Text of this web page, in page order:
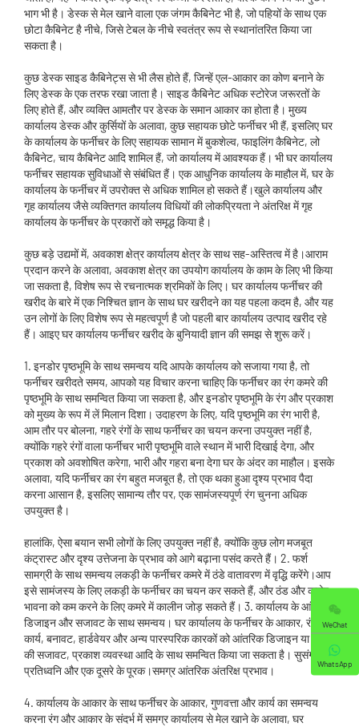
भाग भी है। डेस्क से मेल खाने वाला एक जंगम कैबिनेट भी है, जो पहियों के साथ एक
छोटा कैबिनेट है नीचे, जिसे टेबल के नीचे स्वतंत्र रूप से स्थानांतरित किया जा
सकता है।
कुछ डेस्क साइड कैबिनेट्स से भी लैस होते हैं, जिन्हें एल-आकार का कोण बनाने के
लिए डेस्क के एक तरफ रखा जाता है। साइड कैबिनेट अधिक स्टोरेज जरूरतों के
लिए होते हैं, और व्यक्ति आमतौर पर डेस्क के समान आकार का होता है। मुख्य
कार्यालय डेस्क और कुर्सियों के अलावा, कुछ सहायक छोटे फर्नीचर भी हैं, इसलिए घर
के कार्यालय के फर्नीचर के लिए सहायक सामान में बुकशेल्व, फाइलिंग कैबिनेट, लो
कैबिनेट, चाय कैबिनेट आदि शामिल हैं, जो कार्यालय में आवश्यक हैं। भी घर कार्यालय
फर्नीचर सहायक सुविधाओं से संबंधित हैं। एक आधुनिक कार्यालय के माहौल में, घर के
कार्यालय के फर्नीचर में उपरोक्त से अधिक शामिल हो सकते हैं।खुले कार्यालय और
गृह कार्यालय जैसे व्यक्तिगत कार्यालय विधियों की लोकप्रियता ने अंतरिक्ष में गृह
कार्यालय के फर्नीचर के प्रकारों को समृद्ध किया है।
कुछ बड़े उद्यमों में, अवकाश क्षेत्र कार्यालय क्षेत्र के साथ सह-अस्तित्व में है।आराम
प्रदान करने के अलावा, अवकाश क्षेत्र का उपयोग कार्यालय के काम के लिए भी किया
जा सकता है, विशेष रूप से रचनात्मक श्रमिकों के लिए। घर कार्यालय फर्नीचर की
खरीद के बारे में एक निश्चित ज्ञान के साथ घर खरीदने का यह पहला कदम है, और यह
उन लोगों के लिए विशेष रूप से महत्वपूर्ण है जो पहली बार कार्यालय उत्पाद खरीद रहे
हैं। आइए घर कार्यालय फर्नीचर खरीद के बुनियादी ज्ञान की समझ से शुरू करें।
1. इनडोर पृष्ठभूमि के साथ समन्वय यदि आपके कार्यालय को सजाया गया है, तो
फर्नीचर खरीदते समय, आपको यह विचार करना चाहिए कि फर्नीचर का रंग कमरे की
पृष्ठभूमि के साथ समन्वित किया जा सकता है, और इनडोर पृष्ठभूमि के रंग और प्रकाश
को मुख्य के रूप में लें मिलान दिशा। उदाहरण के लिए, यदि पृष्ठभूमि का रंग भारी है,
आम तौर पर बोलना, गहरे रंगों के साथ फर्नीचर का चयन करना उपयुक्त नहीं है,
क्योंकि गहरे रंगों वाला फर्नीचर भारी पृष्ठभूमि वाले स्थान में भारी दिखाई देगा, और
प्रकाश को अवशोषित करेगा, भारी और गहरा बना देगा घर के अंदर का माहौल। इसके
अलावा, यदि फर्नीचर का रंग बहुत मजबूत है, तो एक थका हुआ दृश्य प्रभाव पैदा
करना आसान है, इसलिए सामान्य तौर पर, एक सामंजस्यपूर्ण रंग चुनना अधिक
उपयुक्त है।
हालांकि, ऐसा बयान सभी लोगों के लिए उपयुक्त नहीं है, क्योंकि कुछ लोग मजबूत
कंट्रास्ट और दृश्य उत्तेजना के प्रभाव को आगे बढ़ाना पसंद करते हैं। 2. फर्श
सामग्री के साथ समन्वय लकड़ी के फर्नीचर कमरे में ठंडे वातावरण में वृद्धि करेंगे।आप
इसे सामंजस्य के लिए लकड़ी के फर्नीचर का चयन कर सकते हैं, और ठंड और कठोर
भावना को कम करने के लिए कमरे में कालीन जोड़ सकते हैं। 3. कार्यालय के आंतरिक
डिजाइन और सजावट के साथ समन्वय। घर कार्यालय के फर्नीचर के आकार, रंग,
कार्य, बनावट, हार्डवेयर और अन्य पारस्परिक कारकों को आंतरिक डिजाइन या घर
की सजावट, प्रकाश व्यवस्था आदि के साथ समन्वित किया जा सकता है। सुसंगत
प्रतिध्वनि और एक दूसरे के पूरक।समग्र आंतरिक अंतरिक्ष प्रभाव।
4. कार्यालय के आकार के साथ फर्नीचर के आकार, गुणवत्ता और कार्य का समन्वय
करना रंग और आकार के संदर्भ में समग्र कार्यालय से मेल खाने के अलावा, घर
WeChat
WhatsApp